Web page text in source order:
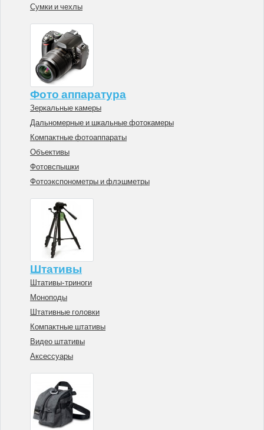
Сумки и чехлы
Фото аппаратура
Зеркальные камеры
Дальномерные и шкальные фотокамеры
Компактные фотоаппараты
Объективы
Фотовспышки
Фотоэкспонометры и флэшметры
Штативы
Штативы-триноги
Моноподы
Штативные головки
Компактные штативы
Видео штативы
Аксессуары